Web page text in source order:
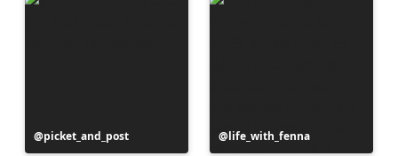
Bejegyzés
közzétevője
picket_and_post
Bejegyzés
közzétevője
life_with_fenna